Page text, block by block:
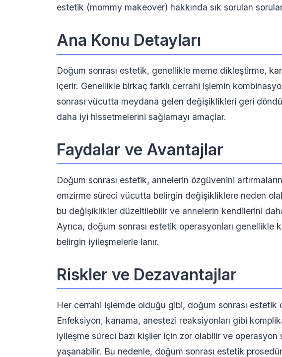
estetik (mommy makeover) hakkında sık sorulan
Ana Konu Detayları
Doğum sonrası estetik, genellikle meme dikleştirme,
içerir. Genellikle birkaç farklı cerrahi işlemin
sonrası vücutta meydana gelen değişiklikleri geri
daha iyi hissetmelerini sağlamayı amaçlar.
Faydalar ve Avantajlar
Doğum sonrası estetik, annelerin özgüvenini
emzirme süreci vücutta belirgin değişikliklere neden
bu değişiklikler düzeltilebilir ve annelerin kendilerini
Ayrıca, doğum sonrası estetik operasyonları genellikle
belirgin iyileşmelerle lanır.
Riskler ve Dezavantajlar
Her cerrahi işlemde olduğu gibi, doğum sonrası estetik
Enfeksiyon, kanama, anestezi reaksiyonları gibi
iyileşme süreci bazı kişiler için zor olabilir ve operasyon
yaşanabilir. Bu nedenle, doğum sonrası estetik